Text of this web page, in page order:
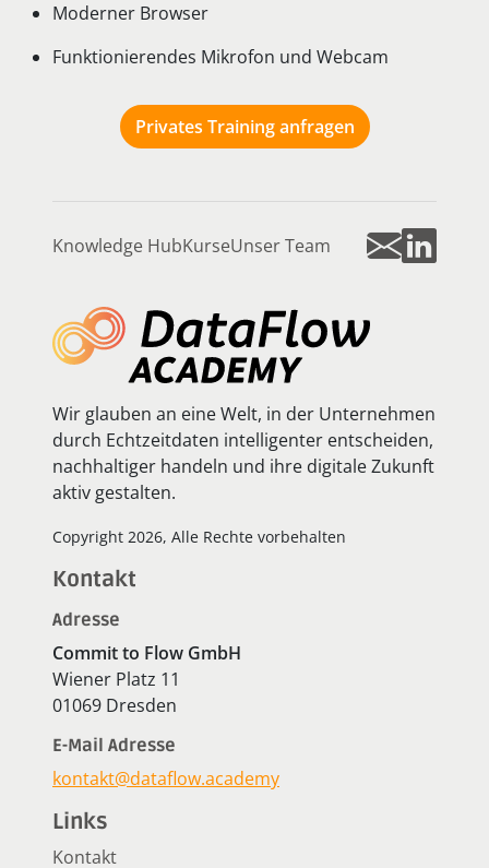
Moderner Browser
Funktionierendes Mikrofon und Webcam
Privates Training anfragen
Knowledge HubKurseUnser Team
Wir glauben an eine Welt, in der Unternehmen
durch Echtzeitdaten intelligenter entscheiden,
nachhaltiger handeln und ihre digitale Zukunft
aktiv gestalten.
Copyright 2026, Alle Rechte vorbehalten
Kontakt
Adresse
Commit to Flow GmbH
Wiener Platz 11
01069 Dresden
E-Mail Adresse
kontakt@dataflow.academy
Links
Kontakt